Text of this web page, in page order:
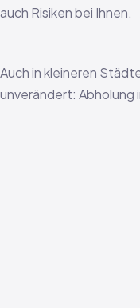
auch Risiken bei Ihnen.
Auch in kleineren
unverändert: Abholung